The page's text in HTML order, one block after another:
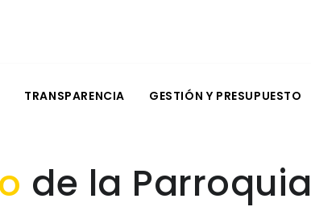
TRANSPARENCIA GESTIÓN Y PRESUPUESTO
de la Parroquia